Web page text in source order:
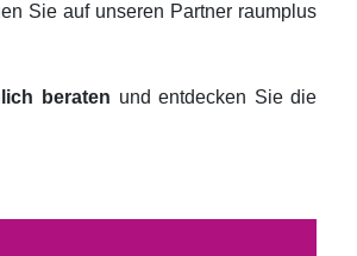
Sie auf unseren Partner raumplus
beraten und entdecken Sie die